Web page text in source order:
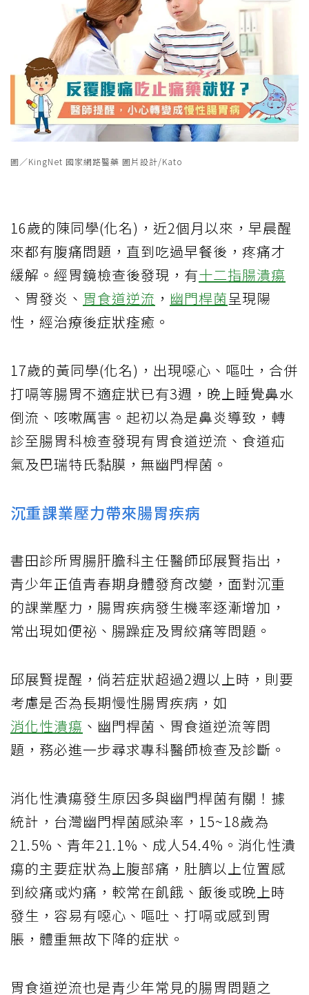
圖／KingNet 國家網路醫藥 圖片設計/Kato
16歲的陳同學(化名)，近2個月以來，早晨醒
來都有腹痛問題，直到吃過早餐後，疼痛才
緩解。經胃鏡檢查後發現，有十二指腸潰瘍
、胃發炎、 胃食道逆流 ， 幽門桿菌呈現陽
性，經治療後症狀痊癒。
17歲的黃同學(化名)，出現噁心、嘔吐，合併
打嗝等腸胃不適症狀已有3週，晚上睡覺鼻水
倒流、咳嗽厲害。起初以為是鼻炎導致，轉
診至腸胃科檢查發現有胃食道逆流、食道疝
氣及巴瑞特氏黏膜，無幽門桿菌。
沉重課業壓力帶來腸胃疾病
書田診所胃腸肝膽科主任醫師邱展賢指出，
青少年正值青春期身體發育改變，面對沉重
的課業壓力，腸胃疾病發生機率逐漸增加，
常出現如便祕、腸躁症及胃絞痛等問題。
邱展賢提醒，倘若症狀超過2週以上時，則要
考慮是否為長期慢性腸胃疾病，如
消化性潰瘍 、幽門桿菌、胃食道逆流等問
題，務必進一步尋求專科醫師檢查及診斷。
消化性潰瘍發生原因多與幽門桿菌有關！據
統計，台灣幽門桿菌感染率，15~18歲為
21.5%、青年21.1%、成人54.4%。消化性潰
瘍的主要症狀為上腹部痛，肚臍以上位置感
到絞痛或灼痛，較常在飢餓、飯後或晚上時
發生，容易有噁心、嘔吐、打嗝或感到胃
脹，體重無故下降的症狀。
胃食道逆流也是青少年常見的腸胃問題之